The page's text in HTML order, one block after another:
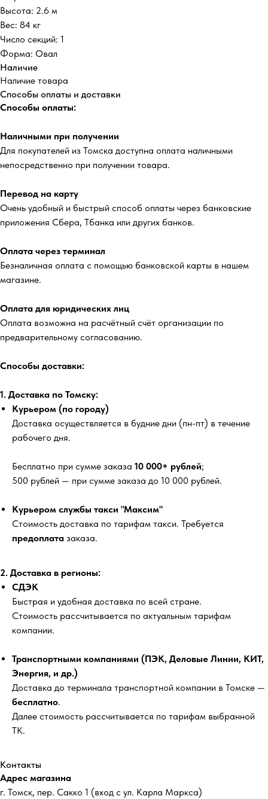
Высота: 2.6 м
Вес: 84 кг
Число секций: 1
Форма: Овал
Наличие
Наличие товара
Способы оплаты и доставки
Способы оплаты:
Наличными при получении
Для покупателей из Томска доступна оплата наличными
непосредственно при получении товара.
Перевод на карту
Очень удобный и быстрый способ оплаты через банковские
приложения Сбера, Тбанка или других банков.
Оплата через терминал
Безналичная оплата с помощью банковской карты в нашем
магазине.
Оплата для юридических лиц
Оплата возможна на расчётный счёт организации по
предварительному согласованию.
Способы доставки:
1. Доставка по Томску:
Курьером (по городу)
Доставка осуществляется в будние дни (пн-пт) в течение
рабочего дня.
Бесплатно при сумме заказа 10 000+ рублей;
500 рублей — при сумме заказа до 10 000 рублей.
Курьером службы такси "Максим"
Стоимость доставка по тарифам такси. Требуется
предоплата заказа.
2. Доставка в регионы:
СДЭК
Быстрая и удобная доставка по всей стране.
Стоимость рассчитывается по актуальным тарифам
компании.
Транспортными компаниями (ПЭК, Деловые Линии, КИТ,
Энергия, и др.)
Доставка до терминала транспортной компании в Томске —
бесплатно.
Далее стоимость рассчитывается по тарифам выбранной
ТК.
Контакты
Адрес магазина
г. Томск, пер. Сакко 1 (вход с ул. Карла Маркса)